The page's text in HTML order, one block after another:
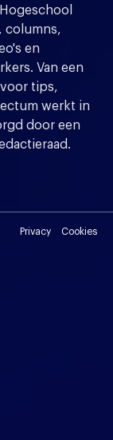
columns,
en
Van een
tips,
werkt in
door een
Privacy Cookies